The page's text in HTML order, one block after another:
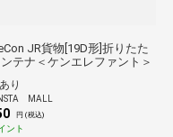
JR貨物[19D形]折りたた
テナ＜ケンエレファント＞
り
MALL
円 (税込)
ント